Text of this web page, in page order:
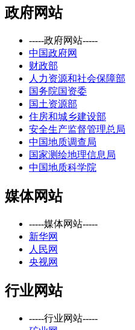
政府网站
-----政府网站-----
中国政府网
财政部
人力资源和社会保障部
国务院国资委
国土资源部
住房和城乡建设部
安全生产监督管理总局
中国地质调查局
国家测绘地理信息局
中国地质科学院
媒体网站
-----媒体网站-----
新华网
人民网
央视网
行业网站
-----行业网站-----